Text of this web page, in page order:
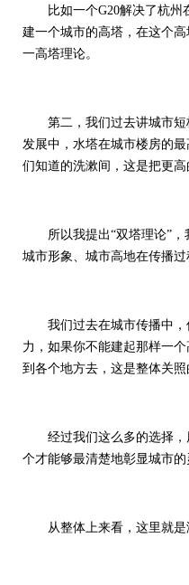
比如一个G20解决了杭州在
建一个城市的高塔，在这个
一高塔理论。
第二，我们过去讲城市短
发展中，水塔在城市楼房的
们知道的洗漱间，这是把更
所以我提出“双塔理论”，我
城市形象、城市高地在传播过
我们过去在城市传播中，
力，如果你不能建起那样一
到各个地方去，这是整体关照
经过我们这么多的选择，
个才能够最清楚地彰显城市的
从整体上来看，这里就是